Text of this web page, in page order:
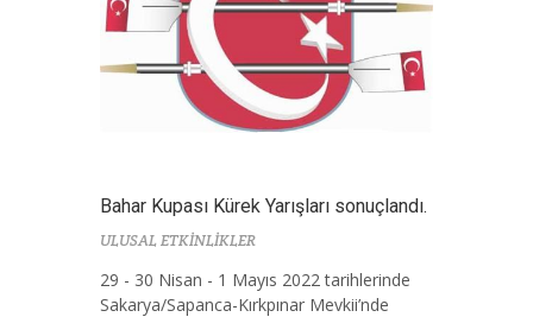
Bahar Kupası Kürek Yarışları sonuçlandı.
ULUSAL ETKİNLİKLER
29 - 30 Nisan - 1 Mayıs 2022 tarihlerinde
Sakarya/Sapanca-Kırkpınar Mevkii’nde